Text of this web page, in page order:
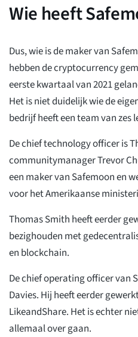
Wie heeft
Dus, wie is de maker van
hebben de cryptocurrency
eerste kwartaal van 2021
Het is niet duidelijk wie de
bedrijf heeft een team van zes
De chief technology officer is
communitymanager Trevor
een maker van Safemoon en
voor het Amerikaanse
Thomas Smith heeft eerder
bezighouden met
en blockchain.
De chief operating officer van
Davies. Hij heeft eerder
LikeandShare. Het is echter
allemaal over gaan.